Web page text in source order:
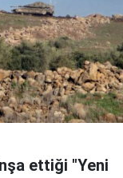
ettiği "Yeni